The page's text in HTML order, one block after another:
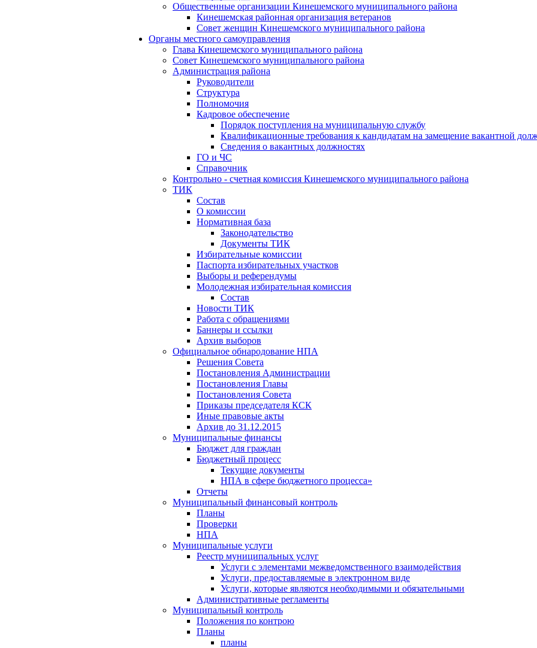
Общественные организации Кинешемского муниципального района
Кинешемская районная организация ветеранов
Совет женщин Кинешемского муниципального района
Органы местного самоуправления
Глава Кинешемского муниципального района
Совет Кинешемского муниципального района
Администрация района
Руководители
Структура
Полномочия
Кадровое обеспечение
Порядок поступления на муниципальную службу
Квалификационные требования к кандидатам на замещение вакантной
Сведения о вакантных должностях
ГО и ЧС
Справочник
Контрольно - счетная комиссия Кинешемского муниципального района
ТИК
Состав
О комиссии
Нормативная база
Законодательство
Документы ТИК
Избирательные комиссии
Паспорта избирательных участков
Выборы и референдумы
Молодежная избирательная комиссия
Состав
Новости ТИК
Работа с обращениями
Баннеры и ссылки
Архив выборов
Официальное обнародование НПА
Решения Совета
Постановления Администрации
Постановления Главы
Постановления Совета
Приказы председателя КСК
Иные правовые акты
Архив до 31.12.2015
Муниципальные финансы
Бюджет для граждан
Бюджетный процесс
Текущие документы
НПА в сфере бюджетного процесса»
Отчеты
Муниципальный финансовый контроль
Планы
Проверки
НПА
Муниципальные услуги
Реестр муниципальных услуг
Услуги с элементами межведомственного взаимодействия
Услуги, предоставляемые в электронном виде
Услуги, которые являются необходимыми и обязательными
Административные регламенты
Муниципальный контроль
Положения по контрою
Планы
планы